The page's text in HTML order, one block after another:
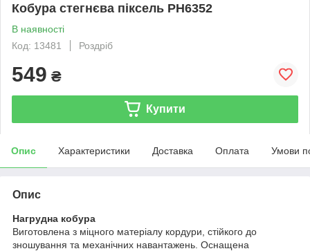
Кобура стегнєва піксель РН6352
В наявності
Код: 13481
Роздріб
549 ₴
Купити
Опис Характеристики Доставка Оплата Умови
Опис
Нагрудна кобура
Виготовлена з міцного матеріалу кордури, стійкого до
зношування та механічних навантажень. Оснащена